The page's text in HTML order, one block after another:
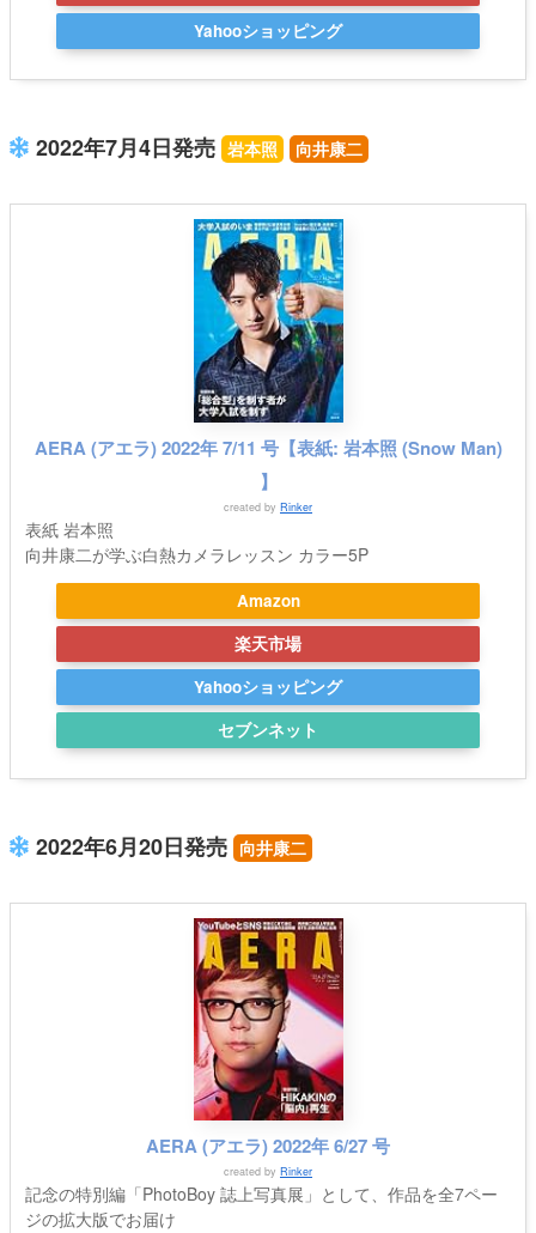
Yahooショッピング
2022年7月4日発売 岩本照 向井康二
AERA (アエラ) 2022年 7/11 号【表紙: 岩本照 (Snow Man)
】
created by Rinker
表紙 岩本照
向井康二が学ぶ白熱カメラレッスン カラー5P
Amazon
楽天市場
Yahooショッピング
セブンネット
2022年6月20日発売 向井康二
AERA (アエラ) 2022年 6/27 号
created by Rinker
記念の特別編「PhotoBoy 誌上写真展」として、作品を全7ペー
ジの拡大版でお届け